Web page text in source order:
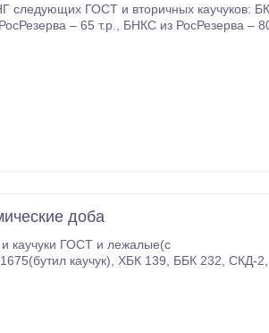
следующих ГОСТ и вторичных каучуков: БК
доба